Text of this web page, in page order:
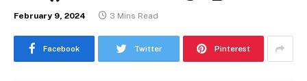
February 9, 2024 3 Mins Read
Facebook Twitter Pinterest